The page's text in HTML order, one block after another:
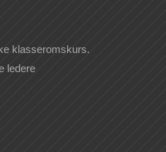
klasseromskurs.
ledere